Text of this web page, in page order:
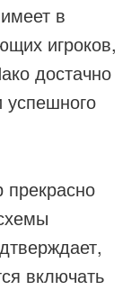
в
игроков,
достачно
успешного
включать